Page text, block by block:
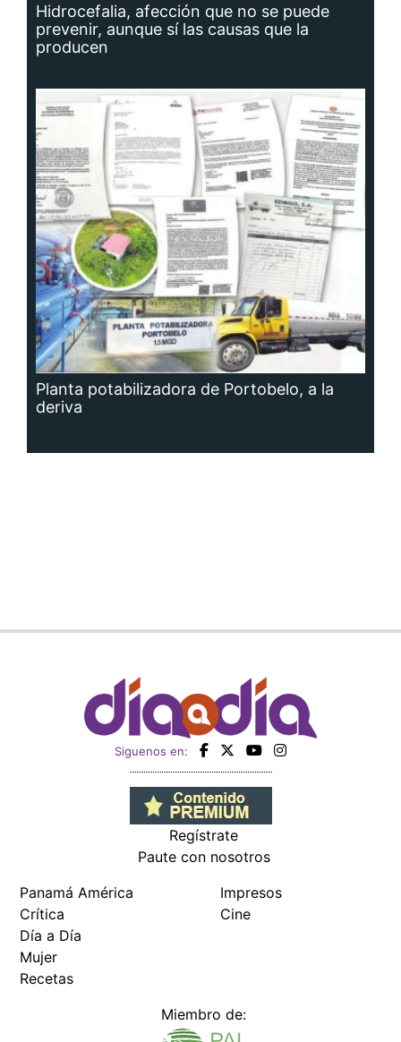
Hidrocefalia, afección que no se puede
prevenir, aunque sí las causas que la
producen
Planta potabilizadora de Portobelo, a la
deriva
Siguenos en:
Regístrate
Paute con nosotros
Panamá América
Crítica
Día a Día
Mujer
Recetas
Impresos
Cine
Miembro de: